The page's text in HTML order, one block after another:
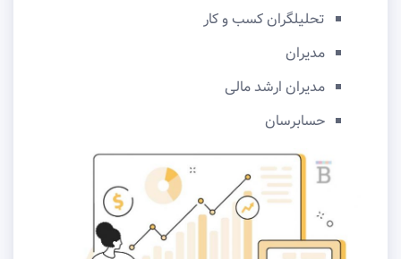
تحلیلگران کسب و کار
مدیران
مدیران ارشد مالی
حسابرسان